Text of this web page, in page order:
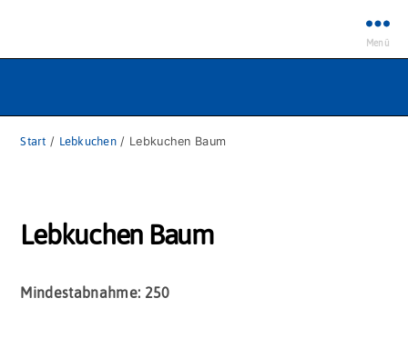
Menü
Start / Lebkuchen/ Lebkuchen Baum
Lebkuchen Baum
Mindestabnahme: 250